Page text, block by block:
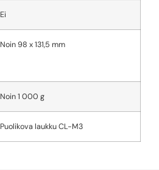
Ei
Noin 98 x 131,5 mm
Noin 1 000 g
Puolikova laukku CL-M3